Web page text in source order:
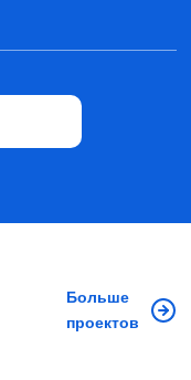
Больше
проектов